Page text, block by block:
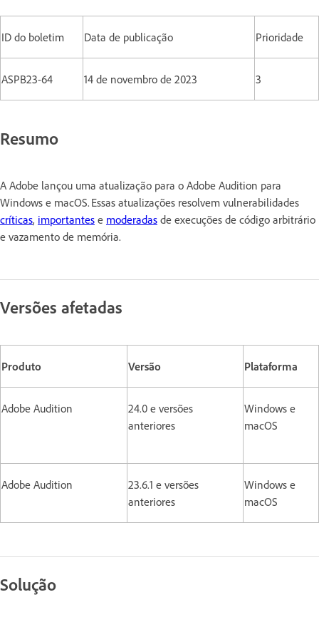
ID do boletim Data de publicação Prioridade
ASPB23-64 14 de novembro de 2023 3
Resumo
A Adobe lançou uma atualização para o Adobe Audition para
Windows e macOS. Essas atualizações resolvem vulnerabilidades
críticas, importantes e moderadas de execuções de código arbitrário
e vazamento de memória.
Versões afetadas
Produto Versão Plataforma
Adobe Audition
24.0 e versões
anteriores
Windows e
macOS
Adobe Audition
23.6.1 e versões
anteriores
Windows e
macOS
Solução